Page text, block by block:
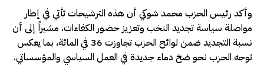
وأكد رئيس الحزب محمد شوكي أن هذه الترشيحات تأتي في إطار
مواصلة سياسة تجديد النخب وتعزيز حضور الكفاءات، مشيراً إلى أن
نسبة التجديد ضمن لوائح الحزب تجاوزت 36 في المائة، بما يعكس
توجه الحزب نحو ضخ دماء جديدة في العمل السياسي والمؤسساتي.